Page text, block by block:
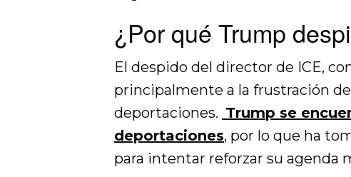
¿Por qué Trump
El despido del director de ICE,
principalmente a la frustración
deportaciones. Trump se
deportaciones, por lo que ha
para intentar reforzar su agenda